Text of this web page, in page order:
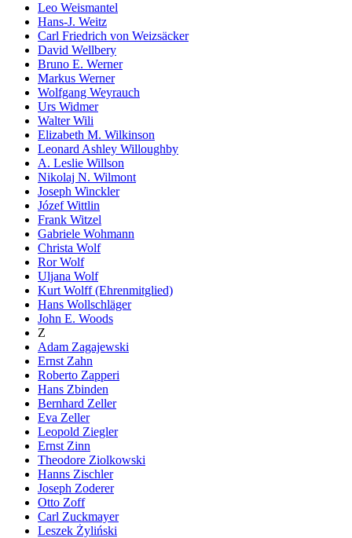
Leo Weismantel
Hans-J. Weitz
Carl Friedrich von Weizsäcker
David Wellbery
Bruno E. Werner
Markus Werner
Wolfgang Weyrauch
Urs Widmer
Walter Wili
Elizabeth M. Wilkinson
Leonard Ashley Willoughby
A. Leslie Willson
Nikolaj N. Wilmont
Joseph Winckler
Józef Wittlin
Frank Witzel
Gabriele Wohmann
Christa Wolf
Ror Wolf
Uljana Wolf
Kurt Wolff (Ehrenmitglied)
Hans Wollschläger
John E. Woods
Z
Adam Zagajewski
Ernst Zahn
Roberto Zapperi
Hans Zbinden
Bernhard Zeller
Eva Zeller
Leopold Ziegler
Ernst Zinn
Theodore Ziolkowski
Hanns Zischler
Joseph Zoderer
Otto Zoff
Carl Zuckmayer
Leszek Żyliński